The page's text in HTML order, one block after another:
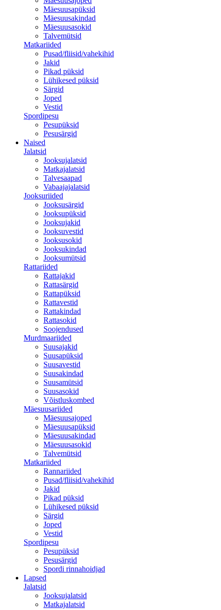
Mäesuusapüksid
Mäesuusakindad
Mäesuusasokid
Talvemütsid
Matkariided
Pusad/fliisid/vahekihid
Jakid
Pikad püksid
Lühikesed püksid
Särgid
Joped
Vestid
Spordipesu
Pesupüksid
Pesusärgid
Naised
Jalatsid
Jooksujalatsid
Matkajalatsid
Talvesaapad
Vabaajajalatsid
Jooksuriided
Jooksusärgid
Jooksupüksid
Jooksujakid
Jooksuvestid
Jooksusokid
Jooksukindad
Jooksumütsid
Rattariided
Rattajakid
Rattasärgid
Rattapüksid
Rattavestid
Rattakindad
Rattasokid
Soojendused
Murdmaariided
Suusajakid
Suusapüksid
Suusavestid
Suusakindad
Suusamütsid
Suusasokid
Võistluskombed
Mäesuusariided
Mäesuusajoped
Mäesuusapüksid
Mäesuusakindad
Mäesuusasokid
Talvemütsid
Matkariided
Rannariided
Pusad/fliisid/vahekihid
Jakid
Pikad püksid
Lühikesed püksid
Särgid
Joped
Vestid
Spordipesu
Pesupüksid
Pesusärgid
Spordi rinnahoidjad
Lapsed
Jalatsid
Jooksujalatsid
Matkajalatsid